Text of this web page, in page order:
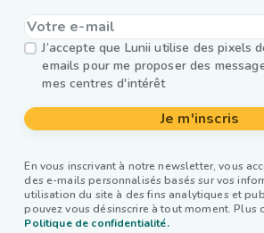
J’accepte que Lunii utilise des pixels
emails pour me proposer des
mes centres d'intérêt
Je m'inscris
En vous inscrivant à notre newsletter, vous
des e-mails personnalisés basés sur vos
utilisation du site à des fins analytiques et
pouvez vous désinscrire à tout moment. Plus
Politique de confidentialité.